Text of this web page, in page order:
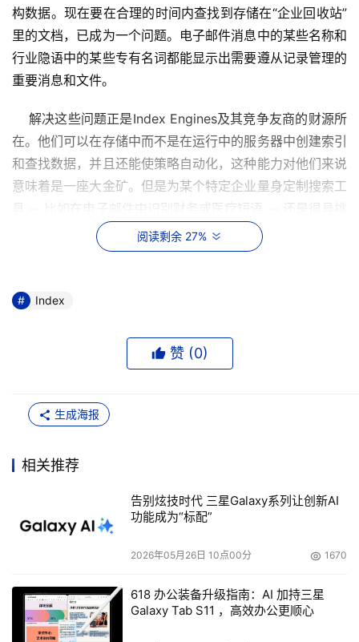
构数据。现在要在合理的时间内查找到存储在“企业回收站”
里的文档，已成为一个问题。电子邮件消息中的某些名称和
行业隐语中的某些专有名词都能显示出需要遵从记录管理的
重要消息和文件。
解决这些问题正是Index Engines及其竞争友商的财源所
在。他们可以在存储中而不是在运行中的服务器中创建索引
和查找数据，并且还能使策略自动化，这种能力对他们来说
意味着是一座大金矿。但是为某个特定企业量身定制搜索工
具 -- 比如在电子邮件中识别财务或医疗短语 -- 还是很具挑
说：“ICM（信息分类管理）并没有吸引力，人们想要的是
根据其自己的策略来控制。”
当然，像Index Engines这样的公司必须依赖合作伙伴来
Harris创立。至今，该公司市场不断扩大，尽管只有15名员
阅读剩余 27%
本文来源于DOIT传媒，文章内容仅供参考，不构成投资建议。
Index
赞 (0)
生成海报
相关推荐
告别炫技时代 三星Galaxy系列让创新AI
功能成为“标配”
2026年05月26日 10点00分 1670
618 办公装备升级指南：AI 加持三星
Galaxy Tab S11 ，高效办公更顺心